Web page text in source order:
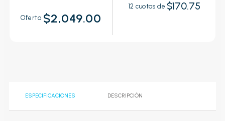
Oferta $2,049.00
12 cuotas de $170.75
ESPECIFICACIONES DESCRIPCIÓN